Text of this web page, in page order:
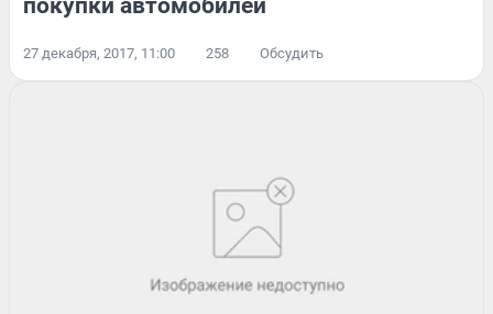
27 декабря, 2017, 11:00 258 Обсудить